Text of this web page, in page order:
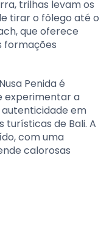
trilhas levam os
tirar o fôlego até o
que oferece
formações
Penida é
experimentar a
em
de Bali. A
com uma
calorosas